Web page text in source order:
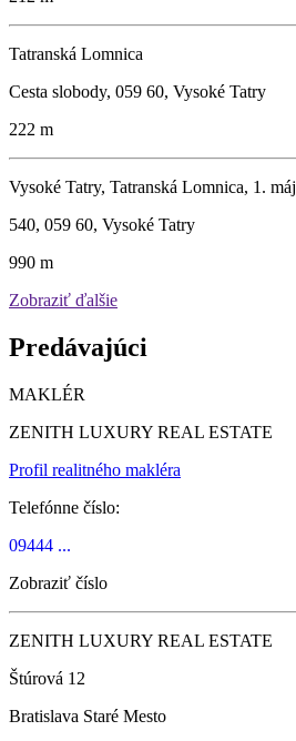
Tatranská Lomnica
Cesta slobody, 059 60, Vysoké Tatry
222 m
Vysoké Tatry, Tatranská Lomnica, 1. máj
540, 059 60, Vysoké Tatry
990 m
Zobraziť ďalšie
Predávajúci
MAKLÉR
ZENITH LUXURY REAL ESTATE
Profil realitného makléra
Telefónne číslo:
09444 ...
Zobraziť číslo
ZENITH LUXURY REAL ESTATE
Štúrová 12
Bratislava Staré Mesto